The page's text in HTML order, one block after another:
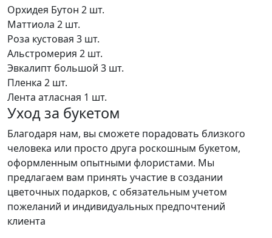
Орхидея Бутон 2 шт.
Маттиола 2 шт.
Роза кустовая 3 шт.
Альстромерия 2 шт.
Эвкалипт большой 3 шт.
Пленка 2 шт.
Лента атласная 1 шт.
Уход за букетом
Благодаря нам, вы сможете порадовать близкого
человека или просто друга роскошным букетом,
оформленным опытными флористами. Мы
предлагаем вам принять участие в создании
цветочных подарков, с обязательным учетом
пожеланий и индивидуальных предпочтений
клиента